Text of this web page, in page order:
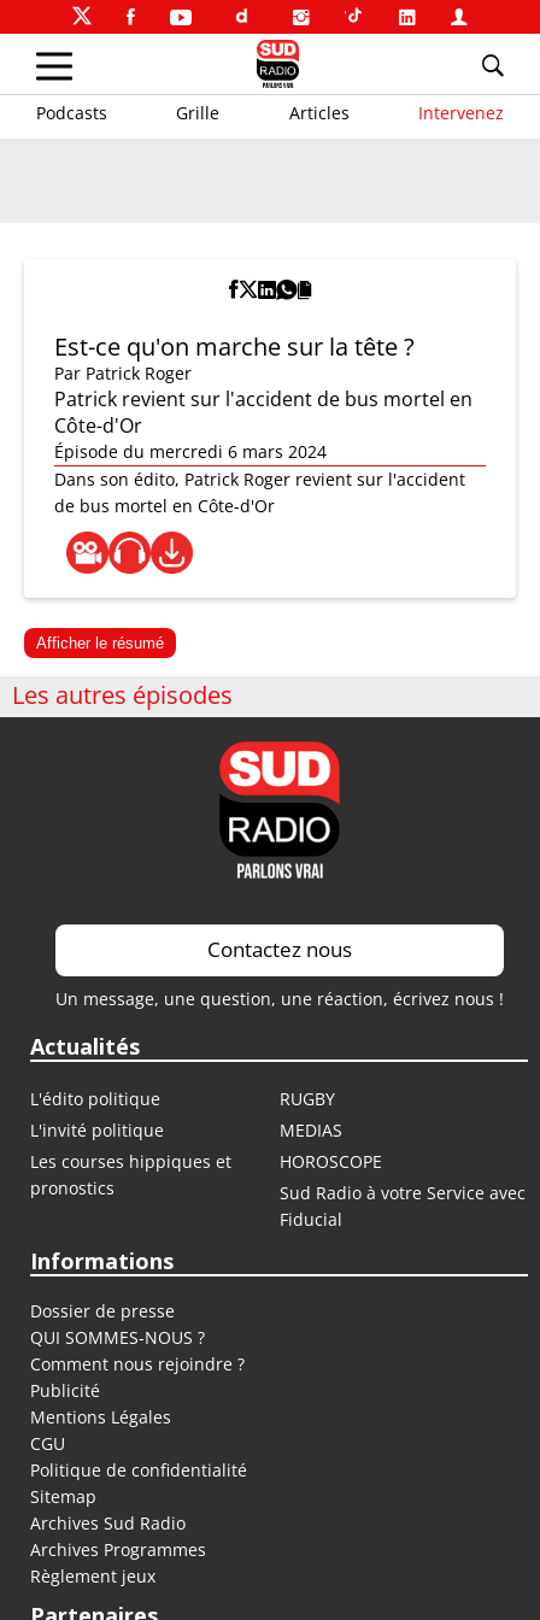
Podcasts Grille Articles Intervenez
Est-ce qu'on marche sur la tête ?
Par Patrick Roger
Patrick revient sur l'accident de bus mortel en
Côte-d'Or
Épisode du mercredi 6 mars 2024
Dans son édito, Patrick Roger revient sur l'accident
de bus mortel en Côte-d'Or
Afficher le résumé
Les autres épisodes
Contactez nous
Un message, une question, une réaction, écrivez nous !
Actualités
L'édito politique
RUGBY
L'invité politique
MEDIAS
Les courses hippiques et
pronostics
HOROSCOPE
Sud Radio à votre Service avec
Fiducial
Informations
Dossier de presse
QUI SOMMES-NOUS ?
Comment nous rejoindre ?
Publicité
Mentions Légales
CGU
Politique de confidentialité
Sitemap
Archives Sud Radio
Archives Programmes
Règlement jeux